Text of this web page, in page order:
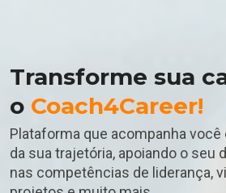
Transforme sua
o Coach4Career!
Plataforma que acompanha
da sua trajetória, apoiando o seu
nas competências de liderança,